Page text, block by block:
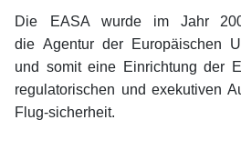
Die
EASA wurde im Jahr
die Agentur der Europäischen
und somit eine Einrichtung der
regulatorischen und exekutiven
Flug-sicherheit.